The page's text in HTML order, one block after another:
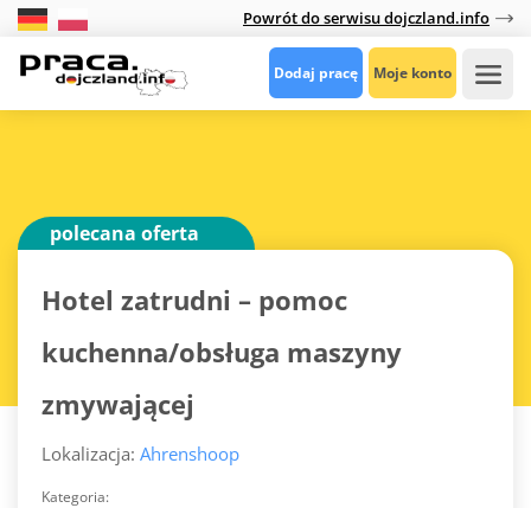
Powrót do serwisu dojczland.info
Dodaj pracę Moje konto
polecana oferta
Hotel zatrudni – pomoc
kuchenna/obsługa maszyny
zmywającej
Lokalizacja: Ahrenshoop
Kategoria